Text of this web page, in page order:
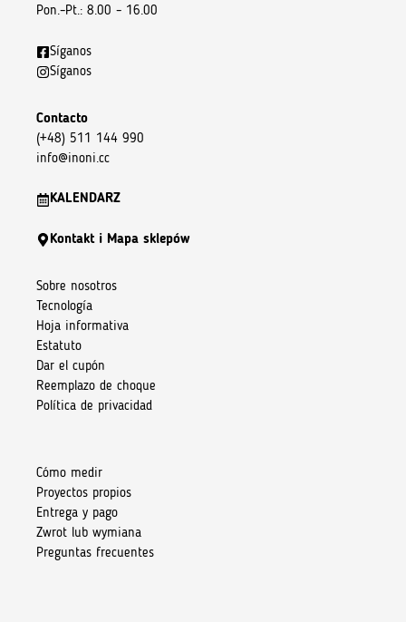
Pon.–Pt.: 8.00 – 16.00
Síganos
Síganos
Contacto
(+48) 511 144 990
info@inoni.cc
KALENDARZ
Kontakt i Mapa sklepów
Sobre nosotros
Tecnología
Hoja informativa
Estatuto
Dar el cupón
Reemplazo de choque
Política de privacidad
Cómo medir
Proyectos propios
Entrega y pago
Zwrot lub wymiana
Preguntas frecuentes